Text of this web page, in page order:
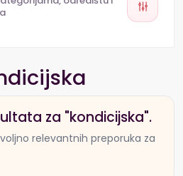
za "kondicijska".
relevantnih preporuka za